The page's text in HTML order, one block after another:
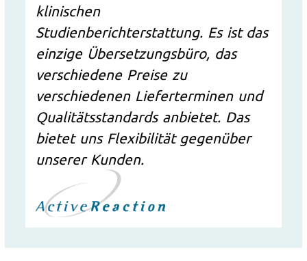
klinischen
Studienberichterstattung. Es ist das
einzige Übersetzungsbüro, das
verschiedene Preise zu
verschiedenen Lieferterminen und
Qualitätsstandards anbietet. Das
bietet uns Flexibilität gegenüber
unserer Kunden.